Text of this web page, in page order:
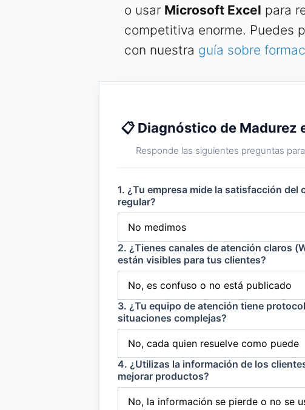
o usar Microsoft Excel para
competitiva enorme. Puedes
con nuestra guía sobre
📋 Diagnóstico de
Responde las siguientes preguntas
1. ¿Tu empresa mide la satisfacción del
regular?
2. ¿Tienes canales de atención claros
están visibles para tus clientes?
3. ¿Tu equipo de atención tiene
situaciones complejas?
4. ¿Utilizas la información de los
mejorar productos?